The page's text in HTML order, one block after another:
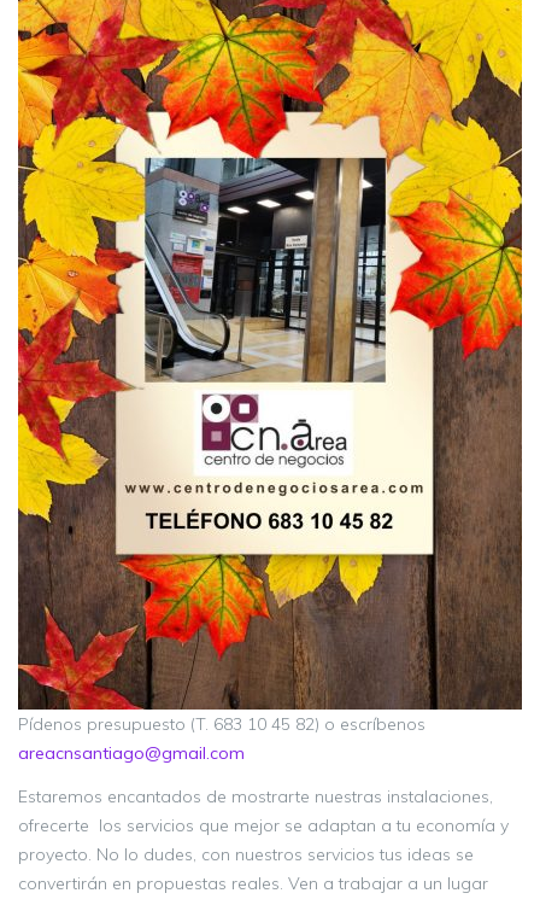
Pídenos presupuesto (T. 683 10 45 82) o escríbenos
areacnsantiago@gmail.com
Estaremos encantados de mostrarte nuestras instalaciones,
ofrecerte los servicios que mejor se adaptan a tu economía y
proyecto. No lo dudes, con nuestros servicios tus ideas se
convertirán en propuestas reales. Ven a trabajar a un lugar